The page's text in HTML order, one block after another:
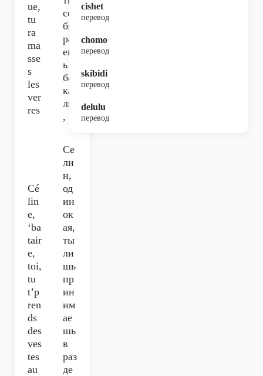
ue,
tu
ra
ma
sse
s
les
ver
res
со
би
ра
еш
ь
бо
ка
лы
,
Cé
lin
e,
‘ba
tair
e,
toi,
tu
t’p
ren
ds
des
ves
tes
au
Се
ли
н,
од
ин
ок
ая,
ты
ли
шь
пр
ин
им
ае
шь
в
раз
де
cishet
перевод
chomo
перевод
skibidi
перевод
delulu
перевод